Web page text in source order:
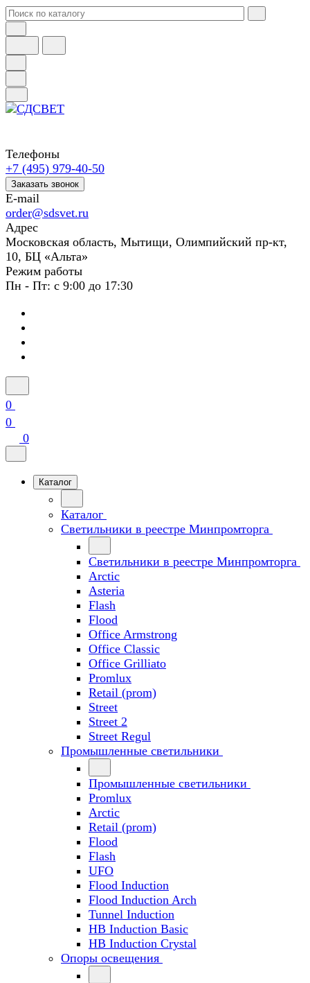
Телефоны
+7 (495) 979-40-50
Заказать звонок
E-mail
order@sdsvet.ru
Адрес
Московская область, Мытищи, Олимпийский пр-кт,
10, БЦ «Альта»
Режим работы
Пн - Пт: с 9:00 до 17:30
0
0
0
Каталог
Каталог
Светильники в реестре Минпромторга
Светильники в реестре Минпромторга
Arctic
Asteria
Flash
Flood
Office Armstrong
Office Classic
Office Grilliato
Promlux
Retail (prom)
Street
Street 2
Street Regul
Промышленные светильники
Промышленные светильники
Promlux
Arctic
Retail (prom)
Flood
Flash
UFO
Flood Induction
Flood Induction Arch
Tunnel Induction
HB Induction Basic
HB Induction Crystal
Опоры освещения